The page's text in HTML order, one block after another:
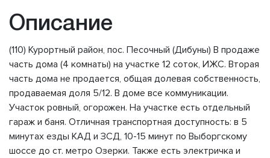
Описание
(110) Курортный район, пос. Песочный (Дибуны) В продаже
часть дома (4 комнаты) на участке 12 соток, ИЖС. Вторая
часть дома не продается, общая долевая собственность,
продаваемая доля 5/12. В доме все коммуникации.
Участок ровный, огорожен. На участке есть отдельный
гараж и баня. Отличная транспортная доступность: в 5
минутах езды КАД и ЗСД, 10-15 минут по Выборгскому
шоссе до ст. метро Озерки. Также есть электричка и